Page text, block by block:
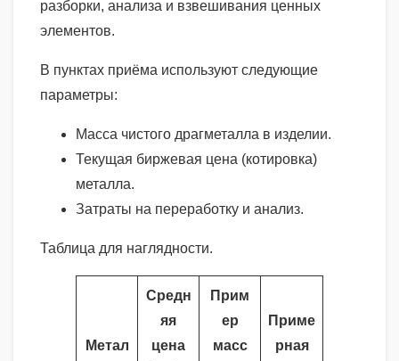
разборки, анализа и взвешивания ценных
элементов.
В пунктах приёма используют следующие
параметры:
Масса чистого драгметалла в изделии.
Текущая биржевая цена (котировка)
металла.
Затраты на переработку и анализ.
Таблица для наглядности.
Метал
Средн
яя
цена
Прим
ер
масс
Приме
рная